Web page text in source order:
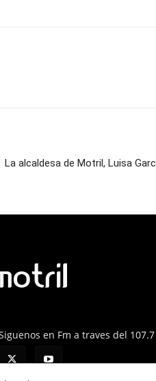
La alcaldesa de Motril, Luisa
en Fm a traves del